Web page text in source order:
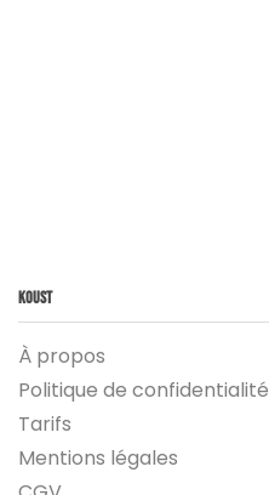
Koust
À propos
Politique de confidentialité
Tarifs
Mentions légales